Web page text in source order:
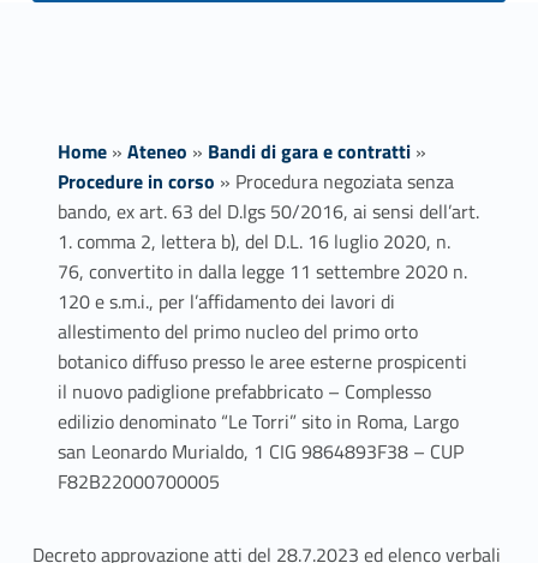
Home» Ateneo » Bandi di gara e contratti»
Procedure in corso » Procedura negoziata senza
bando, ex art. 63 del D.lgs 50/2016, ai sensi dell’art.
1. comma 2, lettera b), del D.L. 16 luglio 2020, n.
76, convertito in dalla legge 11 settembre 2020 n.
120 e s.m.i., per l’affidamento dei lavori di
allestimento del primo nucleo del primo orto
botanico diffuso presso le aree esterne prospicenti
il nuovo padiglione prefabbricato – Complesso
edilizio denominato “Le Torri” sito in Roma, Largo
san Leonardo Murialdo, 1 CIG 9864893F38 – CUP
F82B22000700005
Decreto approvazione atti del 28.7.2023 ed elenco verbali